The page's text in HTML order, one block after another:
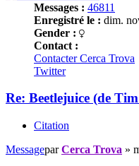
Messages : 46811
Enregistré le : dim.
Gender :
Contact :
Contacter Cerca Trova
Twitter
Re: Beetlejuice (de
Citation
MessageparCerca Trova »